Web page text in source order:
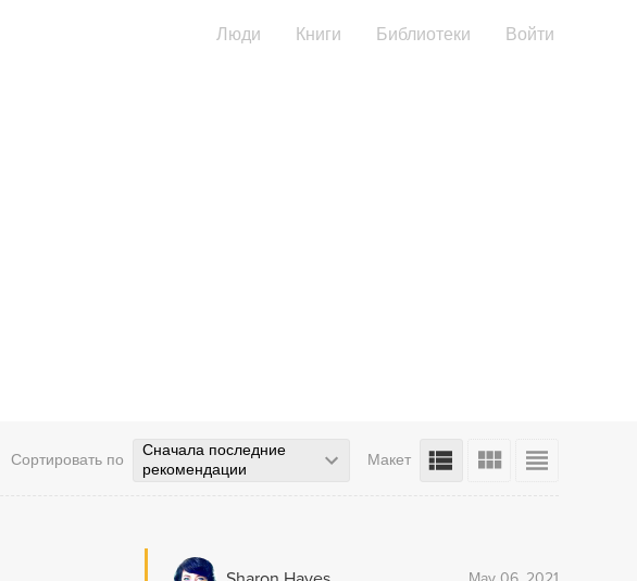
Люди Книги Библиотеки Войти
Сортировать по
Сначала последние
рекомендации
Макет